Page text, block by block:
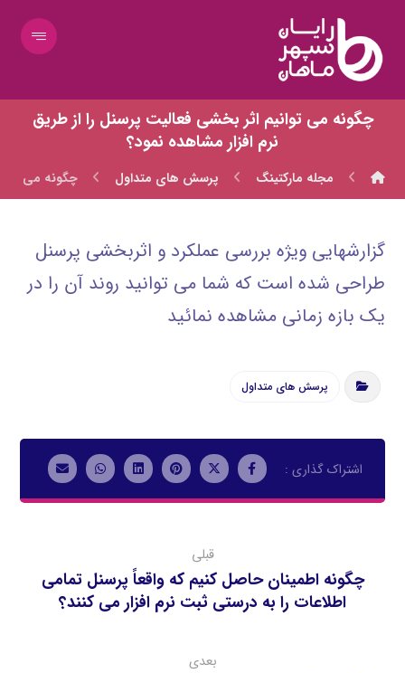
چگونه مي توانيم اثر بخشي فعاليت پرسنل را از طريق
نرم افزار مشاهده نمود؟
مجله مارکتینگ پرسش های متداول چگونه مي
گزارشهايي ويژه بررسي عملكرد و اثربخشي پرسنل
طراحي شده است كه شما مي توانيد روند آن را در
يك بازه زماني مشاهده نمائيد
پرسش های متداول
قبلی
چگونه اطمينان حاصل كنيم كه واقعاً پرسنل تمامي
اطلاعات را به درستي ثبت نرم افزار مي كنند؟
بعدی